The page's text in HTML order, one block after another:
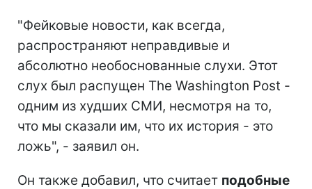
"Фейковые новости, как всегда,
распространяют неправдивые и
абсолютно необоснованные слухи. Этот
слух был распущен The Washington Post -
одним из худших СМИ, несмотря на то,
что мы сказали им, что их история - это
ложь", - заявил он.
Он также добавил, что считает подобные